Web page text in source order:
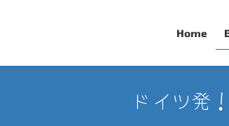
Home
ドイツ発